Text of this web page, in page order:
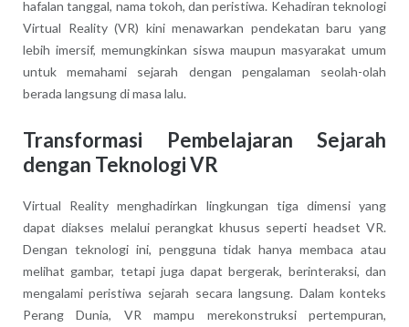
hafalan tanggal, nama tokoh, dan peristiwa. Kehadiran teknologi
Virtual Reality (VR) kini menawarkan pendekatan baru yang
lebih imersif, memungkinkan siswa maupun masyarakat umum
untuk memahami sejarah dengan pengalaman seolah-olah
berada langsung di masa lalu.
Transformasi Pembelajaran Sejarah
dengan Teknologi VR
Virtual Reality menghadirkan lingkungan tiga dimensi yang
dapat diakses melalui perangkat khusus seperti headset VR.
Dengan teknologi ini, pengguna tidak hanya membaca atau
melihat gambar, tetapi juga dapat bergerak, berinteraksi, dan
mengalami peristiwa sejarah secara langsung. Dalam konteks
Perang Dunia, VR mampu merekonstruksi pertempuran,